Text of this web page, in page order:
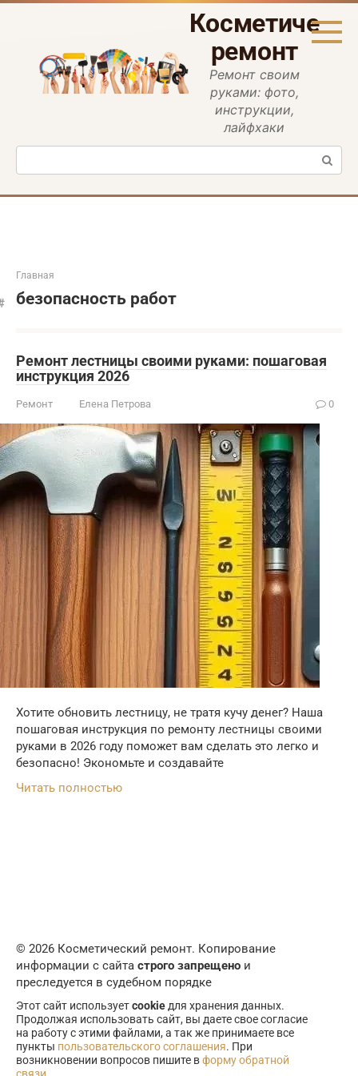
Перейти
ремонт
Ремонт своим
руками: фото,
инструкции,
лайфхаки
Поиск:
Главная
безопасность работ
Ремонт лестницы своими руками: пошаговая
инструкция 2026
Ремонт Елена Петрова 0
Хотите обновить лестницу, не тратя кучу денег? Наша
пошаговая инструкция по ремонту лестницы своими
руками в 2026 году поможет вам сделать это легко и
безопасно! Экономьте и создавайте
Читать полностью
© 2026 Косметический ремонт. Копирование
информации с сайта строго запрещено и
преследуется в судебном порядке
Этот сайт используетcookie для хранения данных.
Продолжая использовать сайт, вы даете свое согласие
на работу с этими файлами, а так же принимаете все
пункты пользовательского соглашения. При
возникновении вопросов пишите вформу обратной